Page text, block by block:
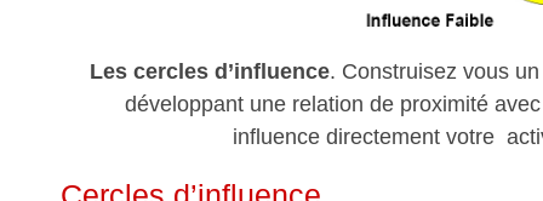
Les cercles d’influence. Construisez vous
développant une relation de proximité
influence directement votre